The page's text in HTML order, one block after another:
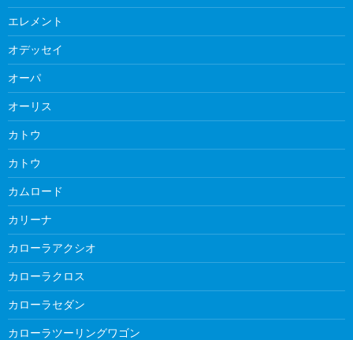
エレメント
オデッセイ
オーパ
オーリス
カトウ
カトウ
カムロード
カリーナ
カローラアクシオ
カローラクロス
カローラセダン
カローラツーリングワゴン